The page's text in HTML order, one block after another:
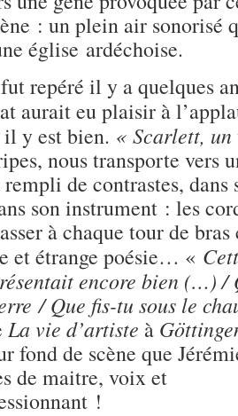
: un plein air sonorisé
église ardéchoise.
repéré il y a quelques
aurait eu plaisir à
y est bien. « Scarlett,
nous transporte vers
de contrastes, dans
son instrument : les
à chaque tour de
et étrange poésie… «
encore bien (…) /
/ Que fis-tu sous le
La vie d’artiste à
fond de scène que
de maitre, voix et
!